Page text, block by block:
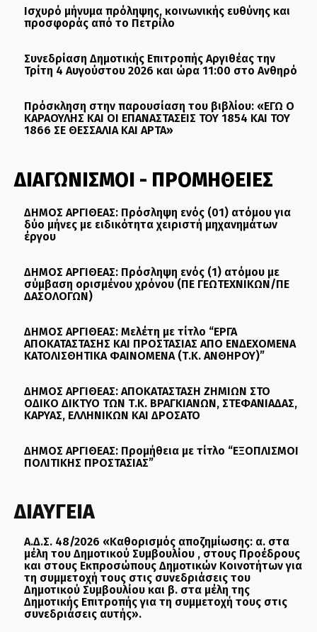
Ισχυρό μήνυμα πρόληψης, κοινωνικής ευθύνης και
προσφοράς από το Πετρίλο
Συνεδρίαση Δημοτικής Επιτροπής Αργιθέας την
Τρίτη 4 Αυγούστου 2026 και ώρα 11:00 στο Ανθηρό
Πρόσκληση στην παρουσίαση του βιβλίου: «ΕΓΩ Ο
ΚΑΡΑΟΥΛΗΣ ΚΑΙ ΟΙ ΕΠΑΝΑΣΤΑΣΕΙΣ ΤΟΥ 1854 ΚΑΙ ΤΟΥ
1866 ΣΕ ΘΕΣΣΑΛΙΑ ΚΑΙ ΑΡΤΑ»
ΔΙΑΓΩΝΙΣΜΟΙ - ΠΡΟΜΗΘΕΙΕΣ
ΔΗΜΟΣ ΑΡΓΙΘΕΑΣ: Πρόσληψη ενός (01) ατόμου για
δύο μήνες με ειδικότητα χειριστή μηχανημάτων
έργου
ΔΗΜΟΣ ΑΡΓΙΘΕΑΣ: Πρόσληψη ενός (1) ατόμου με
σύμβαση ορισμένου χρόνου (ΠΕ ΓΕΩΤΕΧΝΙΚΩΝ/ΠΕ
ΔΑΣΟΛΟΓΩΝ)
ΔΗΜΟΣ ΑΡΓΙΘΕΑΣ: Μελέτη με τίτλο “ΕΡΓΑ
ΑΠΟΚΑΤΑΣΤΑΣΗΣ ΚΑΙ ΠΡΟΣΤΑΣΙΑΣ ΑΠΟ ΕΝΔΕΧΟΜΕΝΑ
ΚΑΤΟΛΙΣΘΗΤΙΚΑ ΦΑΙΝΟΜΕΝΑ (Τ.Κ. ΑΝΘΗΡΟΥ)”
ΔΗΜΟΣ ΑΡΓΙΘΕΑΣ: ΑΠΟΚΑΤΑΣΤΑΣΗ ΖΗΜΙΩΝ ΣΤΟ
ΟΔΙΚΟ ΔΙΚΤΥΟ ΤΩΝ Τ.Κ. ΒΡΑΓΚΙΑΝΩΝ, ΣΤΕΦΑΝΙΑΔΑΣ,
ΚΑΡΥΑΣ, ΕΛΛΗΝΙΚΩΝ ΚΑΙ ΔΡΟΣΑΤΟ
ΔΗΜΟΣ ΑΡΓΙΘΕΑΣ: Προμήθεια με τίτλο “ΕΞΟΠΛΙΣΜΟΙ
ΠΟΛΙΤΙΚΗΣ ΠΡΟΣΤΑΣΙΑΣ”
ΔΙΑΥΓΕΙΑ
Α.Δ.Σ. 48/2026 «Καθορισμός αποζημίωσης: α. στα
μέλη του Δημοτικού Συμβουλίου , στους Προέδρους
και στους Εκπροσώπους Δημοτικών Κοινοτήτων για
τη συμμετοχή τους στις συνεδριάσεις του
Δημοτικού Συμβουλίου και β. στα μέλη της
Δημοτικής Επιτροπής για τη συμμετοχή τους στις
συνεδριάσεις αυτής».